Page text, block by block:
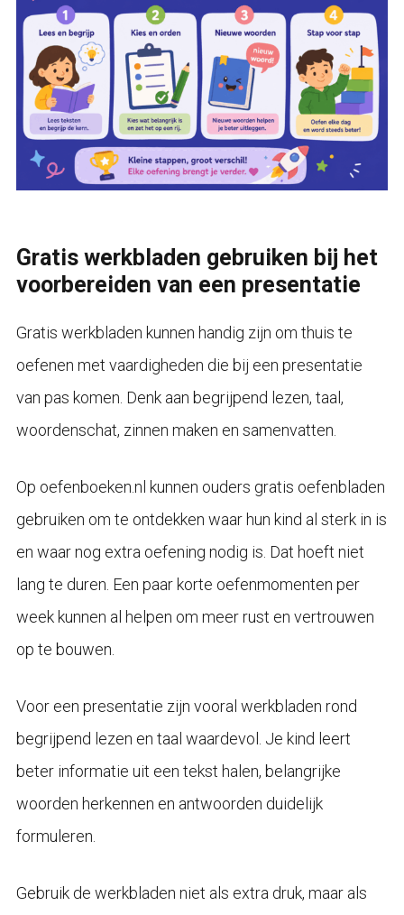
Gratis werkbladen gebruiken bij het
voorbereiden van een presentatie
Gratis werkbladen kunnen handig zijn om thuis te
oefenen met vaardigheden die bij een presentatie
van pas komen. Denk aan begrijpend lezen, taal,
woordenschat, zinnen maken en samenvatten.
Op oefenboeken.nl kunnen ouders gratis oefenbladen
gebruiken om te ontdekken waar hun kind al sterk in is
en waar nog extra oefening nodig is. Dat hoeft niet
lang te duren. Een paar korte oefenmomenten per
week kunnen al helpen om meer rust en vertrouwen
op te bouwen.
Voor een presentatie zijn vooral werkbladen rond
begrijpend lezen en taal waardevol. Je kind leert
beter informatie uit een tekst halen, belangrijke
woorden herkennen en antwoorden duidelijk
formuleren.
Gebruik de werkbladen niet als extra druk, maar als